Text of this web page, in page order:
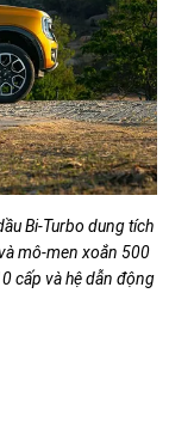
Bi-Turbo dung tích
mô-men xoắn 500
cấp và hệ dẫn động